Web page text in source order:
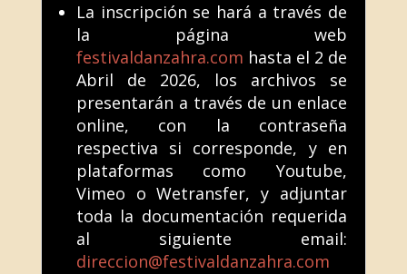
La inscripción se hará a través de
la página web
festivaldanzahra.com hasta el 2 de
Abril de 2026, los archivos se
presentarán a través de un enlace
online, con la contraseña
respectiva si corresponde, y en
plataformas como Youtube,
Vimeo o Wetransfer, y adjuntar
toda la documentación requerida
al siguiente email:
direccion@festivaldanzahra.com